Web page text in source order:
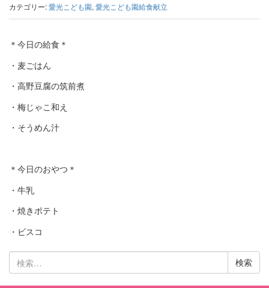
カテゴリー:愛光こども園, 愛光こども園給食献立
＊今日の給食＊
・麦ごはん
・高野豆腐の筑前煮
・梅じゃこ和え
・そうめん汁
＊今日のおやつ＊
・牛乳
・焼きポテト
・ビスコ
検
索: